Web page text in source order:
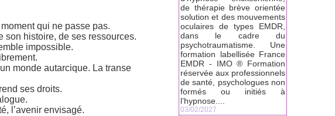
qui ne passe pas.
son histoire, de ses ressources.
impossible.
monde autarcique. La transe
ses droits.
l’avenir envisagé.
de thérapie brève orientée
solution et des mouvements
oculaires de types EMDR,
dans le cadre du
psychotraumatisme. Une
formation labellisée France
EMDR - IMO ® Formation
réservée aux professionnels
de santé, psychologues non
formés ou initiés à
l’hypnose....
03/02/2027